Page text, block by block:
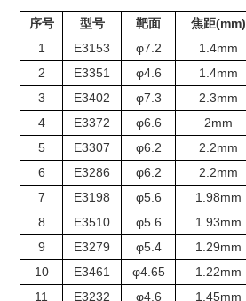
序号 型号 靶面 焦距(mm)
1
E3153 φ7.2 1.4mm
2
E3351 φ4.6 1.4mm
3
E3402 φ7.3 2.3mm
4
E3372 φ6.6 2mm
5
E3307 φ6.2 2.2mm
6
E3286 φ6.2 2.2mm
7
E3198 φ5.6 1.98mm
8
E3510 φ5.6 1.93mm
9
E3279 φ5.4 1.29mm
10
E3461 φ4.65 1.22mm
11
E3232 φ4.6 1.45mm